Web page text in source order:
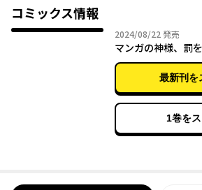
自分がまったく無名の人間である別世界へと
コミックス情報
2024/08/22 2024年08
発売
マンガの神様、罰
最新刊を
1巻を